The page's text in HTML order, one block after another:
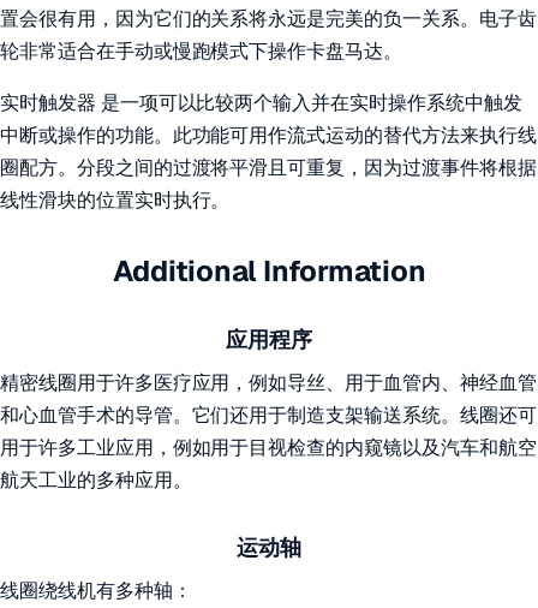
置会很有用，因为它们的关系将永远是完美的负一关系。电子齿
轮非常适合在手动或慢跑模式下操作卡盘马达。
实时触发器 是一项可以比较两个输入并在实时操作系统中触发
中断或操作的功能。此功能可用作流式运动的替代方法来执行线
圈配方。分段之间的过渡将平滑且可重复，因为过渡事件将根据
线性滑块的位置实时执行。
Additional Information
应用程序
精密线圈用于许多医疗应用，例如导丝、用于血管内、神经血管
和心血管手术的导管。它们还用于制造支架输送系统。线圈还可
用于许多工业应用，例如用于目视检查的内窥镜以及汽车和航空
航天工业的多种应用。
运动轴
线圈绕线机有多种轴：